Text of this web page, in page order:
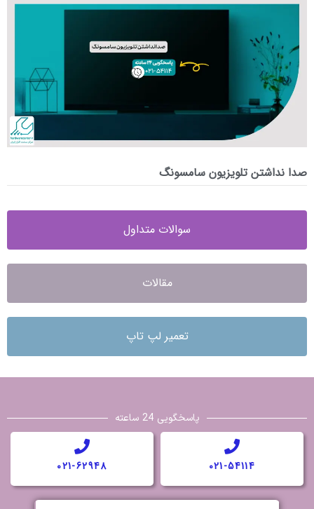
صدا نداشتن تلویزیون سامسونگ
سوالات متداول
مقالات
تعمیر لپ تاپ
پاسخگویی 24 ساعته
021-54114
021-62948